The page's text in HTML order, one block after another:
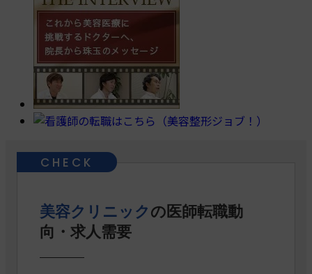
美容クリニックの医師転職動
向・求人需要